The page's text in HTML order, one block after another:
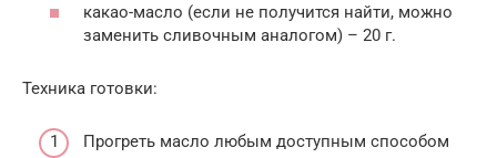
какао-масло (если не получится найти, можно
заменить сливочным аналогом) – 20 г.
Техника готовки:
Прогреть масло любым доступным способом